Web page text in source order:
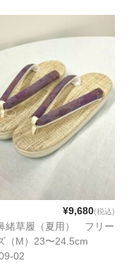
¥9,680(税込)
緒草履（夏用） フリー
（M）23〜24.5cm
02